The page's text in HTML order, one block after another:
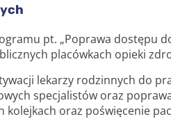
pt. „Poprawa dostępu
placówkach opieki
lekarzy rodzinnych do
specjalistów oraz
kolejkach oraz poświęcenie